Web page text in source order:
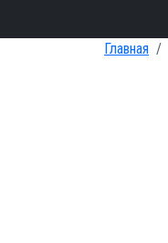
Главная